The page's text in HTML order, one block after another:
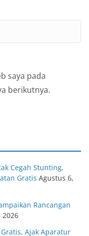
saya pada
berikutnya.
Cegah Stunting,
Gratis Agustus 6,
Rancangan
2026
Ajak Aparatur